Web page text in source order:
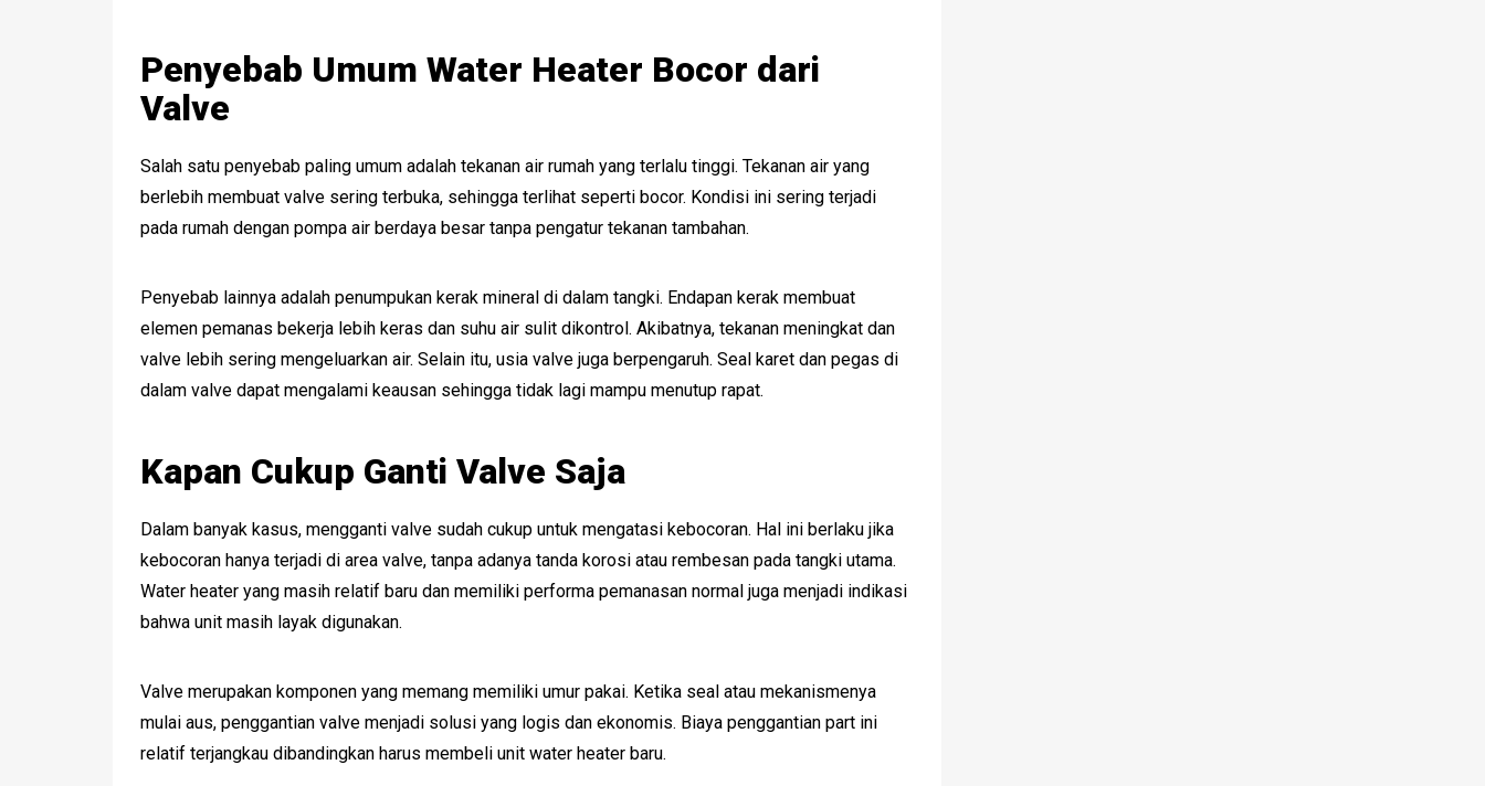
Penyebab Umum Water Heater Bocor dari
Valve
Salah satu penyebab paling umum adalah tekanan air rumah yang terlalu tinggi. Tekanan air yang
berlebih membuat valve sering terbuka, sehingga terlihat seperti bocor. Kondisi ini sering terjadi
pada rumah dengan pompa air berdaya besar tanpa pengatur tekanan tambahan.
Penyebab lainnya adalah penumpukan kerak mineral di dalam tangki. Endapan kerak membuat
elemen pemanas bekerja lebih keras dan suhu air sulit dikontrol. Akibatnya, tekanan meningkat dan
valve lebih sering mengeluarkan air. Selain itu, usia valve juga berpengaruh. Seal karet dan pegas di
dalam valve dapat mengalami keausan sehingga tidak lagi mampu menutup rapat.
Kapan Cukup Ganti Valve Saja
Dalam banyak kasus, mengganti valve sudah cukup untuk mengatasi kebocoran. Hal ini berlaku jika
kebocoran hanya terjadi di area valve, tanpa adanya tanda korosi atau rembesan pada tangki utama.
Water heater yang masih relatif baru dan memiliki performa pemanasan normal juga menjadi indikasi
bahwa unit masih layak digunakan.
Valve merupakan komponen yang memang memiliki umur pakai. Ketika seal atau mekanismenya
mulai aus, penggantian valve menjadi solusi yang logis dan ekonomis. Biaya penggantian part ini
relatif terjangkau dibandingkan harus membeli unit water heater baru.